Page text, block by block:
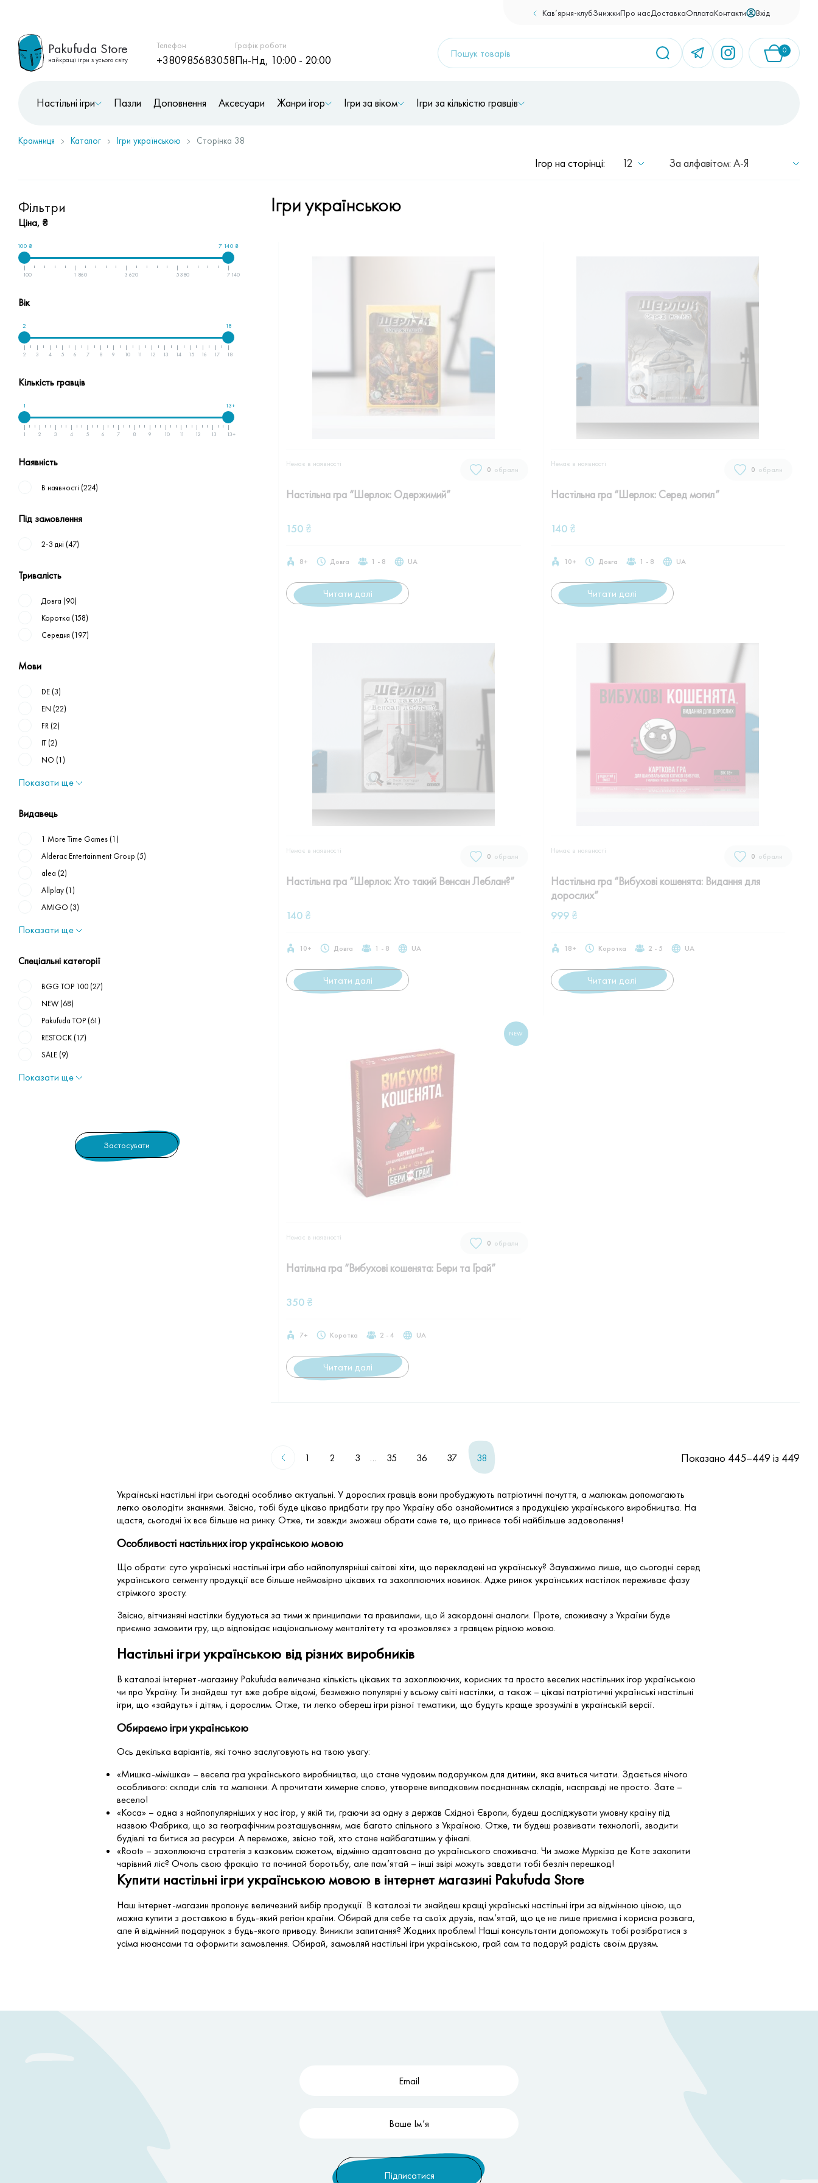
Кав’ярня-клубЗнижкиПро насДоставкаОплатаКонтакти Вхід
Pakufuda Store
найкращі ігри з усього світу
Телефон
+380985683058
Графік роботи
Пн-Нд, 10:00 - 20:00
Products
search 0
Настільні ігри Пазли Доповнення Аксесуари Жанри ігор Ігри за віком Ігри за кількістю гравців
Крамниця Каталог Ігри українською Сторінка 38
Ігор на сторінці: 12 За алфавітом: A-Я
Ігри українською
обрали
0
Немає в наявностi
Настільна гра “Шерлок: Одержимий”
150 ₴
8+ Довга 1 - 8 UA
Читати далі
обрали
0
Немає в наявностi
Настільна гра “Шерлок: Серед могил”
140 ₴
10+ Довга 1 - 8 UA
Читати далі
обрали
0
Немає в наявностi
Настільна гра “Шерлок: Хто такий Венсан Леблан?”
140 ₴
10+ Довга 1 - 8 UA
Читати далі
обрали
0
Немає в наявностi
Настільна гра “Вибухові кошенята: Видання для
дорослих”
999 ₴
18+ Коротка 2 - 5 UA
Читати далі
NEW
обрали
0
Немає в наявностi
Натільна гра “Вибухові кошенята: Бери та Грай”
350 ₴
7+ Коротка 2 - 4 UA
Читати далі
1 2 3 … 35 36 37 38 Показано 445–449 із 449
Фільтри
Ціна, ₴
100 ₴ 7 140 ₴
100 1 860 3 620 5 380 7 140
Вік
2 18
2 3 4 5 6 7 8 9 10 11 12 13 14 15 16 17 18
Кількість гравців
1 13+
1 2 3 4 5 6 7 8 9 10 11 12 13 13+
Наявність
В наявності (224)
Під замовлення
2-3 дні (47)
Тривалість
Довга (90)
Коротка (158)
Середня (197)
Мови
DE (3)
EN (22)
FR (2)
IT (2)
NO (1)
Показати ще
Видавець
1 More Time Games (1)
Alderac Entertainment Group (5)
alea (2)
Allplay (1)
AMIGO (3)
Показати ще
Спеціальні категорії
BGG TOP 100 (27)
NEW (68)
Pakufuda TOP (61)
RESTOCK (17)
SALE (9)
Показати ще
Застосувати
Українські настільні ігри сьогодні особливо актуальні. У дорослих гравців вони пробуджують патріотичні почуття, а малюкам допомагають
легко оволодіти знаннями. Звісно, тобі буде цікаво придбати гру про Україну або ознайомитися з продукцією українського виробництва. На
щастя, сьогодні їх все більше на ринку. Отже, ти завжди зможеш обрати саме те, що принесе тобі найбільше задоволення!
Особливості настільних ігор українською мовою
Що обрати: суто українські настільні ігри або найпопулярніші світові хіти, що перекладені на українську? Зауважимо лише, що сьогодні серед
українського сегменту продукції все більше неймовірно цікавих та захоплюючих новинок. Адже ринок українських настілок переживає фазу
стрімкого зросту.
Звісно, вітчизняні настілки будуються за тими ж принципами та правилами, що й закордонні аналоги. Проте, споживачу з України буде
приємно замовити гру, що відповідає національному менталітету та «розмовляє» з гравцем рідною мовою.
Настільні ігри українською від різних виробників
В каталозі інтернет-магазину Pakufuda величезна кількість цікавих та захоплюючих, корисних та просто веселих настільних ігор українською
чи про Україну. Ти знайдеш тут вже добре відомі, безмежно популярні у всьому світі настілки, а також – цікаві патріотичні українські настільні
ігри, що «зайдуть» і дітям, і дорослим. Отже, ти легко обереш ігри різної тематики, що будуть краще зрозумілі в українській версії.
Обираємо ігри українською
Ось декілька варіантів, які точно заслуговують на твою увагу:
«Мишка-мімішка» – весела гра українського виробництва, що стане чудовим подарунком для дитини, яка вчиться читати. Здається нічого
особливого: склади слів та малюнки. А прочитати химерне слово, утворене випадковим поєднанням складів, насправді не просто. Зате –
весело!
«Коса» – одна з найпопулярніших у нас ігор, у якій ти, граючи за одну з держав Східної Європи, будеш досліджувати умовну країну під
назвою Фабрика, що за географічним розташуванням, має багато спільного з Україною. Отже, ти будеш розвивати технології, зводити
будівлі та битися за ресурси. А переможе, звісно той, хто стане найбагатшим у фіналі.
«Root» – захоплююча стратегія з казковим сюжетом, відмінно адаптована до українського споживача. Чи зможе Муркіза де Коте захопити
чарівний ліс? Очоль свою фракцію та починай боротьбу, але пам’ятай – інші звірі можуть завдати тобі безліч перешкод!
Купити настільні ігри українською мовою в інтернет магазині Pakufuda Store
Наш інтернет-магазин пропонує величезний вибір продукції. В каталозі ти знайдеш кращі українські настільні ігри за відмінною ціною, що
можна купити з доставкою в будь-який регіон країни. Обирай для себе та своїх друзів, пам’ятай, що це не лише приємна і корисна розвага,
але й відмінний подарунок з будь-якого приводу. Виникли запитання? Жодних проблем! Наші консультанти допоможуть тобі розібратися з
усіма нюансами та оформити замовлення. Обирай, замовляй настільні ігри українською, грай сам та подаруй радість своїм друзям.